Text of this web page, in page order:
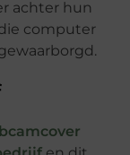
achter hun
computer